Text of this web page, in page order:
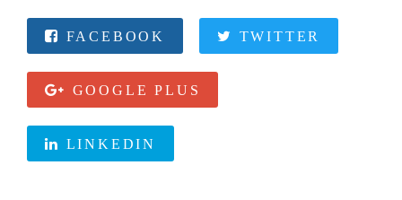
FACEBOOK TWITTER
GOOGLE PLUS
LINKEDIN